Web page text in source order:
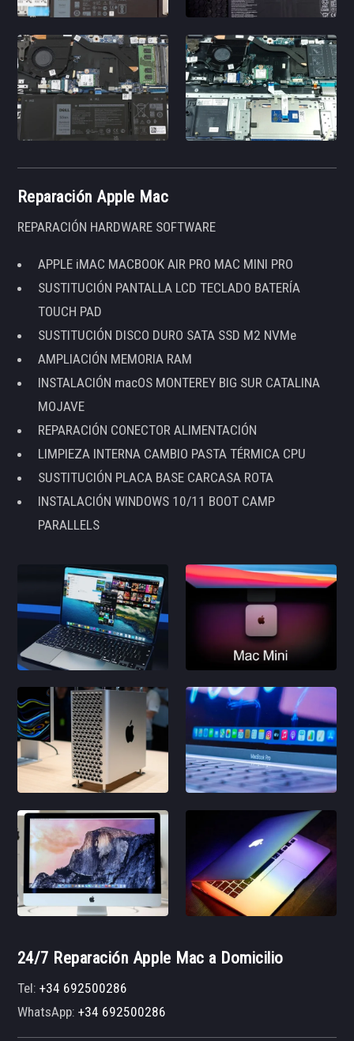
Reparación Apple Mac
REPARACIÓN HARDWARE SOFTWARE
APPLE iMAC MACBOOK AIR PRO MAC MINI PRO
SUSTITUCIÓN PANTALLA LCD TECLADO BATERÍA
TOUCH PAD
SUSTITUCIÓN DISCO DURO SATA SSD M2 NVMe
AMPLIACIÓN MEMORIA RAM
INSTALACIÓN macOS MONTEREY BIG SUR CATALINA
MOJAVE
REPARACIÓN CONECTOR ALIMENTACIÓN
LIMPIEZA INTERNA CAMBIO PASTA TÉRMICA CPU
SUSTITUCIÓN PLACA BASE CARCASA ROTA
INSTALACIÓN WINDOWS 10/11 BOOT CAMP
PARALLELS
24/7 Reparación Apple Mac a Domicilio
Tel:+34 692500286
WhatsApp:+34 692500286